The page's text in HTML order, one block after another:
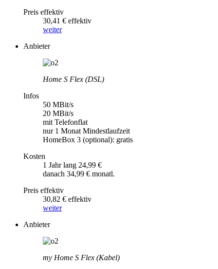
Preis effektiv
30,41 € effektiv
weiter
Anbieter
Home S Flex (DSL)
Infos
50 MBit/s
20 MBit/s
mit Telefonflat
nur 1 Monat Mindestlaufzeit
HomeBox 3 (optional): gratis
Kosten
1 Jahr lang 24,99 €
danach 34,99 € monatl.
Preis effektiv
30,82 € effektiv
weiter
Anbieter
my Home S Flex (Kabel)